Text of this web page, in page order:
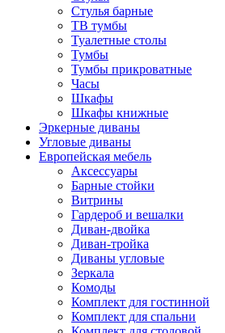
Стулья барные
ТВ тумбы
Туалетные столы
Тумбы
Тумбы прикроватные
Часы
Шкафы
Шкафы книжные
Эркерные диваны
Угловые диваны
Европейская мебель
Аксессуары
Барные стойки
Витрины
Гардероб и вешалки
Диван-двойка
Диван-тройка
Диваны угловые
Зеркала
Комоды
Комплект для гостинной
Комплект для спальни